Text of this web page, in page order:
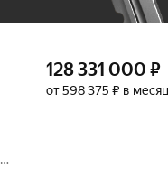
128 331 000 ₽
от 598 375 ₽ в месяц